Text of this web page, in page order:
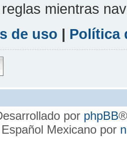
mientras
de uso | Política
por phpBB
Mexicano por